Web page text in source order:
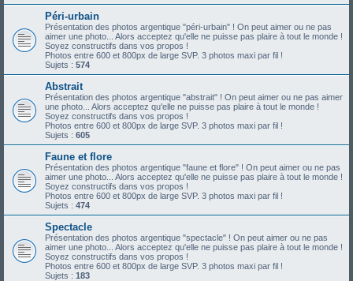
Péri-urbain
Présentation des photos argentique "péri-urbain" ! On peut aimer ou ne pas
aimer une photo... Alors acceptez qu'elle ne puisse pas plaire à tout le monde !
Soyez constructifs dans vos propos !
Photos entre 600 et 800px de large SVP. 3 photos maxi par fil !
Sujets : 574
Abstrait
Présentation des photos argentique "abstrait" ! On peut aimer ou ne pas aimer
une photo... Alors acceptez qu'elle ne puisse pas plaire à tout le monde !
Soyez constructifs dans vos propos !
Photos entre 600 et 800px de large SVP. 3 photos maxi par fil !
Sujets : 605
Faune et flore
Présentation des photos argentique "faune et flore" ! On peut aimer ou ne pas
aimer une photo... Alors acceptez qu'elle ne puisse pas plaire à tout le monde !
Soyez constructifs dans vos propos !
Photos entre 600 et 800px de large SVP. 3 photos maxi par fil !
Sujets : 474
Spectacle
Présentation des photos argentique "spectacle" ! On peut aimer ou ne pas
aimer une photo... Alors acceptez qu'elle ne puisse pas plaire à tout le monde !
Soyez constructifs dans vos propos !
Photos entre 600 et 800px de large SVP. 3 photos maxi par fil !
Sujets : 183